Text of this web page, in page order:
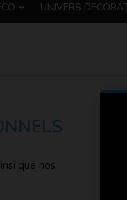
UNIVERS
que nos